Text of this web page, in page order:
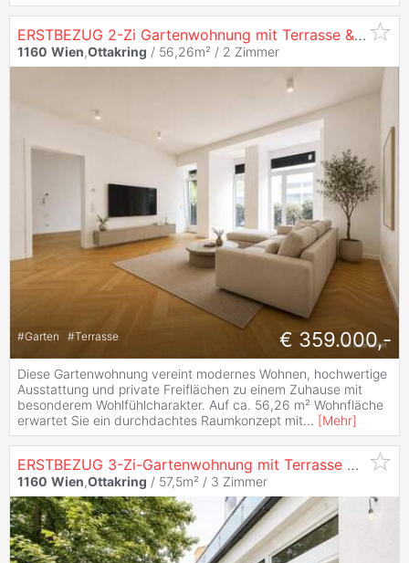
ERSTBEZUG 2-Zi Gartenwohnung mit Terrasse & Garten in
1160 Wien,Ottakring / 56,26m² / 2 Zimmer
#Garten #Terrasse € 359.000,-
Diese Gartenwohnung vereint modernes Wohnen, hochwertige
Ausstattung und private Freiflächen zu einem Zuhause mit
besonderem Wohlfühlcharakter. Auf ca. 56,26 m² Wohnfläche
erwartet Sie ein durchdachtes Raumkonzept mit... [Mehr]
ERSTBEZUG 3-Zi-Gartenwohnung mit Terrasse und Garten in
1160 Wien,Ottakring / 57,5m² / 3 Zimmer